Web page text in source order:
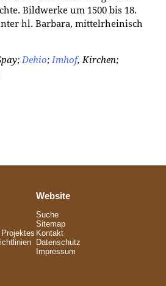
Bildwerke um 1500 bis 18.
hl. Barbara, mittelrheinisch
Dehio;Imhof, Kirchen;
Website
Suche
Sitemap
Kontakt
Datenschutz
Impressum